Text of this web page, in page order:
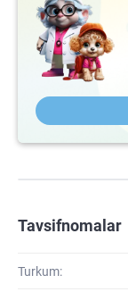
Tavsifnomalar
Turkum: